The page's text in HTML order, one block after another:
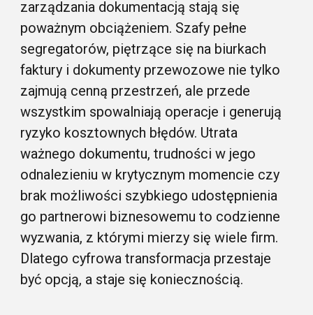
zarządzania dokumentacją stają się
poważnym obciążeniem. Szafy pełne
segregatorów, piętrzące się na biurkach
faktury i dokumenty przewozowe nie tylko
zajmują cenną przestrzeń, ale przede
wszystkim spowalniają operacje i generują
ryzyko kosztownych błędów. Utrata
ważnego dokumentu, trudności w jego
odnalezieniu w krytycznym momencie czy
brak możliwości szybkiego udostępnienia
go partnerowi biznesowemu to codzienne
wyzwania, z którymi mierzy się wiele firm.
Dlatego cyfrowa transformacja przestaje
być opcją, a staje się koniecznością.